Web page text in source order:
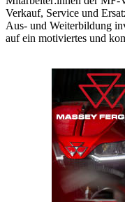
Verkauf, Service und
Aus- und Weiterbildung
auf ein motiviertes und